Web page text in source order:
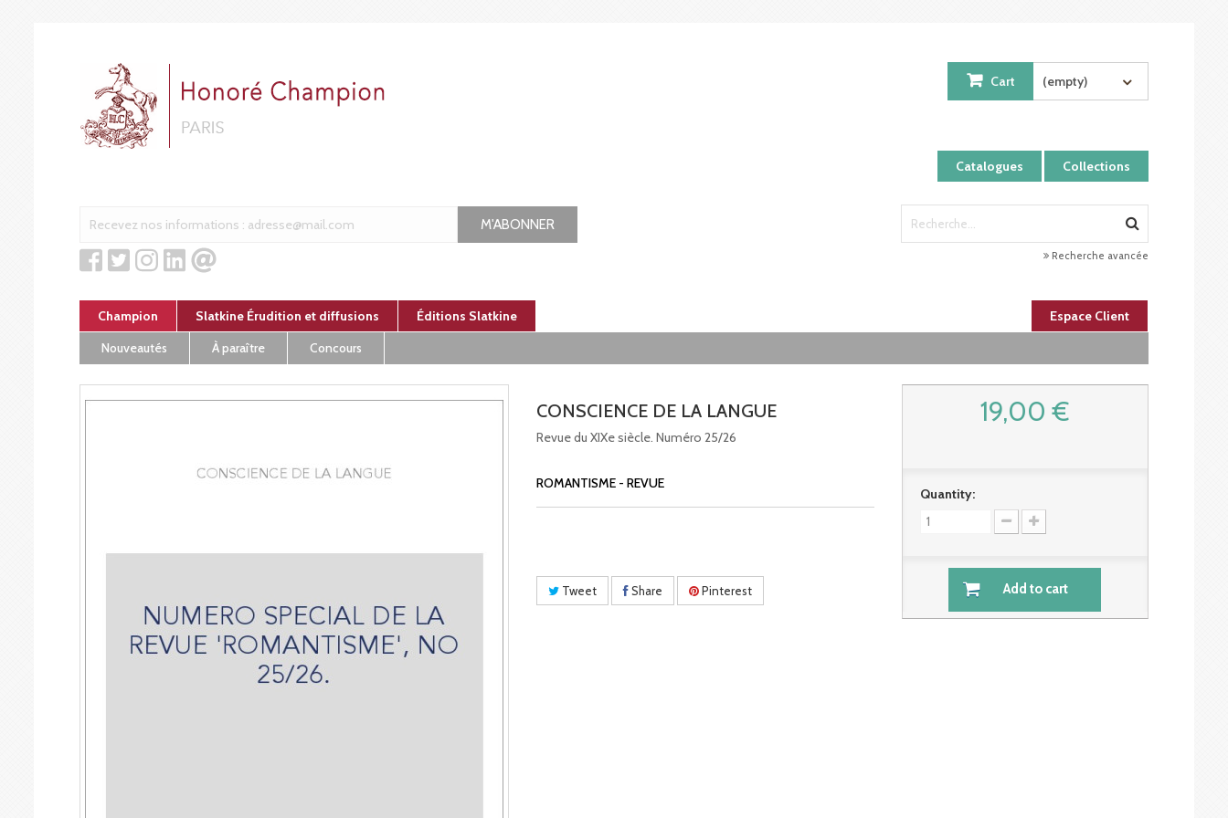
Catalogues Collections
Cart (empty)
M'ABONNER
Recherche avancée
Champion Slatkine Érudition et diffusions Éditions Slatkine
Espace Client
Nouveautés
À paraître Concours
CONSCIENCE DE LA LANGUE
Revue du XIXe siècle. Numéro 25/26
ROMANTISME - REVUE
Tweet Share Pinterest
19,00 €
Quantity:
Add to cart